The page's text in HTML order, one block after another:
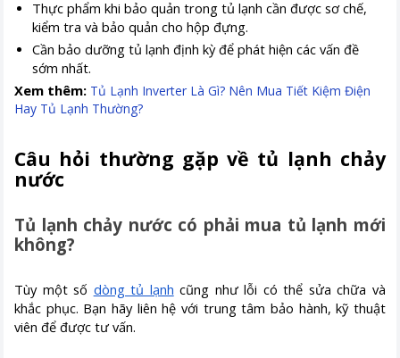
Thực phẩm khi bảo quản trong tủ lạnh cần được sơ chế,
kiểm tra và bảo quản cho hộp đựng.
Cần bảo dưỡng tủ lạnh định kỳ để phát hiện các vấn đề
sớm nhất.
Xem thêm​​​​​​​: Tủ Lạnh Inverter Là Gì? Nên Mua Tiết Kiệm Điện
Hay Tủ Lạnh Thường?
Câu hỏi thường gặp về tủ lạnh chảy
nước
Tủ lạnh chảy nước có phải mua tủ lạnh mới
không?
Tùy một số dòng tủ lạnh cũng như lỗi có thể sửa chữa và
khắc phục. Bạn hãy liên hệ với trung tâm bảo hành, kỹ thuật
viên để được tư vấn.